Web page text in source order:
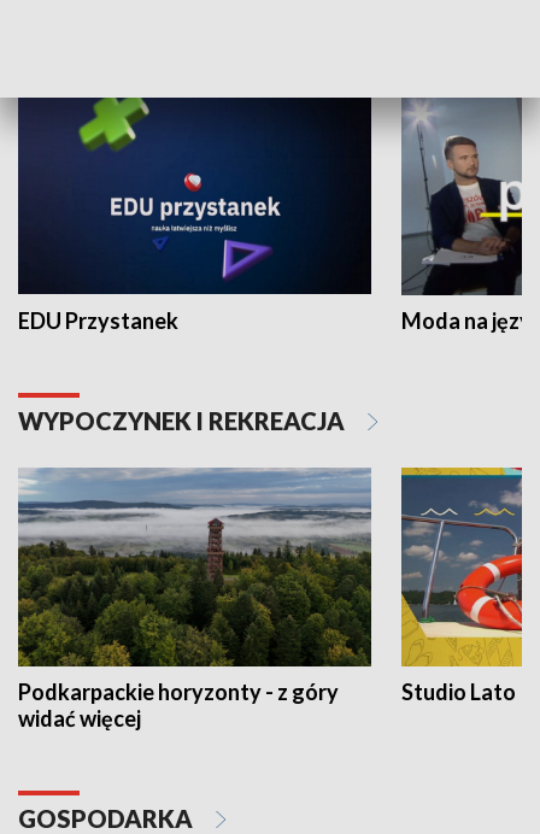
EDU Przystanek Moda na
WYPOCZYNEK I REKREACJA
Podkarpackie horyzonty - z góry
widać więcej
Studio Lato
GOSPODARKA